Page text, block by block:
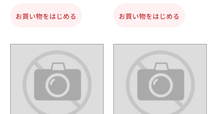
お買い物をはじめる お買い物をはじめる